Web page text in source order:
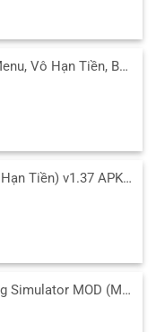
Tải Cover Fire MOD (Menu, Vô Hạn Tiền, Bất Tử, VIP) 1.33.20 APK
Tải Egg, Inc. MOD (Vô Hạn Tiền) v1.37 APK cho Android
Tải Extreme Car Driving Simulator MOD (Menu/Tiền/Full Xe) 7.14.0 APK